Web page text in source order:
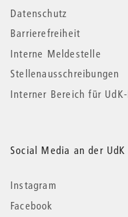
Datenschutz
Barrierefreiheit
Interne Meldestelle
Stellenausschreibungen
Interner Bereich für
Social Media an der
Instagram
Facebook